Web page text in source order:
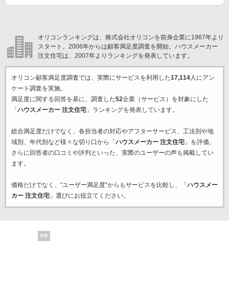
オリコンランキングは、株式会社オリコンを前身企業に1967年より
スタート。2006年からは顧客満足度調査を開始。ハウスメーカー
注文住宅は、2007年よりランキングを発表しています。
オリコン顧客満足度調査では、実際にサービスを利用した17,114人にアン
ケート調査を実施。
満足度に関する回答を基に、調査した52企業（サービス）を対象にした
「ハウスメーカー 注文住宅」ランキングを発表しています。
総合満足度だけでなく、各担当者の対応やアフターサービス、工法別や地
域別、年代別など様々な切り口から「ハウスメーカー 注文住宅」を評価。
さらに回答者の口コミや評判といった、実際のユーザーの声も掲載してい
ます。
価格だけでなく、“ユーザー満足度”からもサービスを比較し、「ハウスメー
カー 注文住宅」選びにお役立てください。
PR